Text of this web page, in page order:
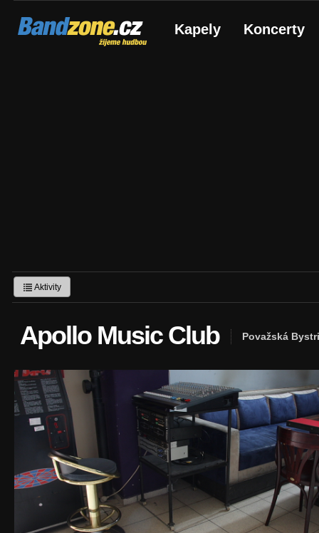
Bandzone.cz
žijeme hudbou Kapely Koncerty
Aktivity
Apollo Music Club Považská